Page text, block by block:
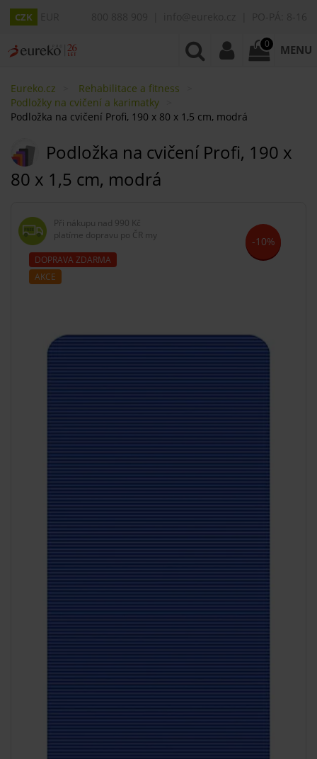
CZK
0 MENU
Eureko.cz
Rehabilitace a fitness
Podložky na cvičení a karimatky
Podložka na cvičení Profi, 190 x 80 x 1,5 cm, modrá
Podložka na cvičení Profi, 190 x
80 x 1,5 cm, modrá
Při nákupu nad 990 Kč
platíme dopravu po ČR my
DOPRAVA ZDARMA
AKCE
-10%